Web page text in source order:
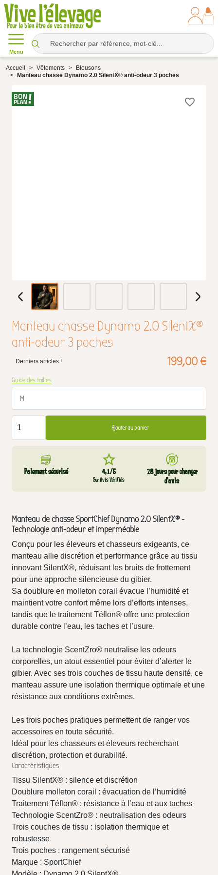
Menu
Accueil Vêtements
Blousons
Manteau chasse Dynamo 2.0 SilentX® anti-odeur 3 poches
favorite_border
Manteau chasse Dynamo 2.0 SilentX®
anti-odeur 3 poches
Derniers articles ! 199,00 €
Guide des tailles
M
Ajouter au panier
Paiement sécurisé 4,1/5
Sur Avis Vérifiés
28 jours pour changer
d’avis
Manteau de chasse SportChief Dynamo 2.0 SilentX® -
Technologie anti-odeur et imperméable
Conçu pour les éleveurs et chasseurs exigeants, ce
manteau allie discrétion et performance grâce au tissu
innovant SilentX®, réduisant les bruits de frottement
pour une approche silencieuse du gibier.
Sa doublure en molleton corail évacue l’humidité et
maintient votre confort même lors d’efforts intenses,
tandis que le traitement Téflon® offre une protection
durable contre l’eau, les taches et l’usure.
La technologie ScentZro® neutralise les odeurs
corporelles, un atout essentiel pour éviter d’alerter le
gibier. Avec ses trois couches de tissu haute densité, ce
manteau assure une isolation thermique optimale et une
résistance aux conditions extrêmes.
Les trois poches pratiques permettent de ranger vos
accessoires en toute sécurité.
Idéal pour les chasseurs et éleveurs recherchant
discrétion, protection et durabilité.
Caractéristiques
Tissu SilentX® : silence et discrétion
Doublure molleton corail : évacuation de l’humidité
Traitement Téflon® : résistance à l’eau et aux taches
Technologie ScentZro® : neutralisation des odeurs
Trois couches de tissu : isolation thermique et
robustesse
Trois poches : rangement sécurisé
Marque : SportChief